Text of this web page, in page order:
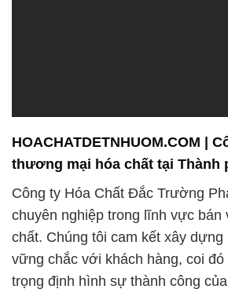
lòng và lợi ích của khách hàng
Chúng tôi tự hào về việc đóng
của ngành công nghiệp hóa chất,
môi trường bền vững và thân
Sứ mệnh của chúng tôi là hỗ trợ
thịnh vượng của các ngành công
cung cấp những giải pháp hóa